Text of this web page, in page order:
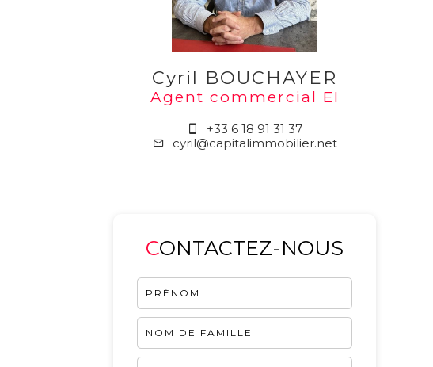
Cyril BOUCHAYER
Agent commercial EI
+33 6 18 91 31 37
cyril@capitalimmobilier.net
CONTACTEZ-NOUS